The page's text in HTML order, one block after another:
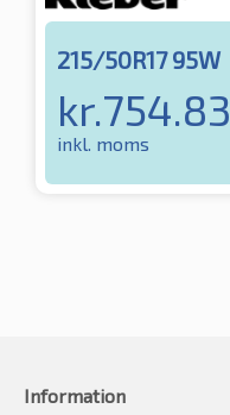
215/50R17 95W
kr.754.83
inkl. moms
Information